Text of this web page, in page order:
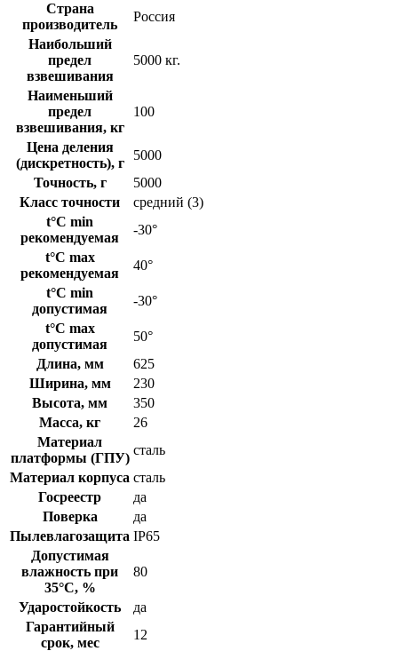
Страна
производитель
Россия
Наибольший
предел
взвешивания
5000 кг.
Наименьший
предел
взвешивания, кг
100
Цена деления
(дискретность), г
5000
Точность, г
5000
Класс точности
средний (3)
t°C min
рекомендуемая
-30°
t°C max
рекомендуемая
40°
t°C min
допустимая
-30°
t°C max
допустимая
50°
Длина, мм
625
Ширина, мм
230
Высота, мм
350
Масса, кг
26
Материал
платформы (ГПУ)
сталь
Материал корпуса сталь
Госреестр
да
Поверка
да
Пылевлагозащита IP65
Допустимая
влажность при
35°С, %
80
Ударостойкость
да
Гарантийный
срок, мес
12